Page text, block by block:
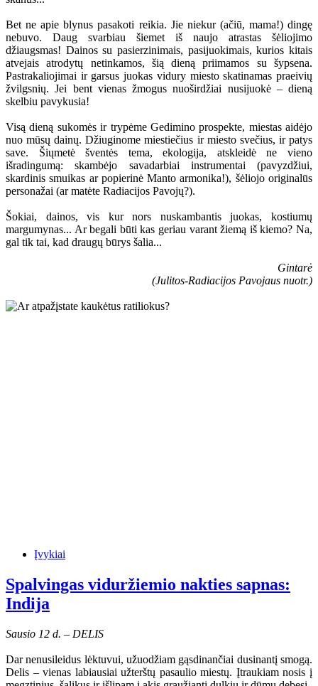
Bet ne apie blynus pasakoti reikia. Jie niekur (ačiū, mama!) dingę
nebuvo. Daug svarbiau šiemet iš naujo atrastas šėliojimo
džiaugsmas! Dainos su pasierzinimais, pasijuokimais, kurios kitais
atvejais atrodytų netinkamos, šią dieną priimamos su šypsena.
Pastrakaliojimai ir garsus juokas vidury miesto skatinamas praeivių
žvilgsnių. Jei bent vienas žmogus nuoširdžiai nusijuokė – dieną
skelbiu pavykusia!
Visą dieną sukomės ir trypėme Gedimino prospekte, miestas aidėjo
nuo mūsų dainų. Džiuginome miestiečius ir miesto svečius, ir patys
save. Šiųmetė šventės tema, ekologija, atskleidė ne vieno
išradingumą: skambėjo savadarbiai instrumentai (pavyzdžiui,
skardinis smuikas ar popierinė Manto armonika!), šėliojo originalūs
personažai (ar matėte Radiacijos Pavojų?).
Šokiai, dainos, vis kur nors nuskambantis juokas, kostiumų
margumynas... Ar begali būti kas geriau varant žiemą iš kiemo? Na,
gal tik tai, kad draugų būrys šalia...
Gintarė
(Julitos-Radiacijos Pavojaus nuotr.)
Įvykiai
Spalvingas viduržiemio nakties sapnas:
Indija
Sausio 12 d. – DELIS
Dar nenusileidus lėktuvui, užuodžiam gąsdinančiai dusinantį smogą.
Delis – vienas labiausiai užterštų pasaulio miestų. Įtraukiam nosis į